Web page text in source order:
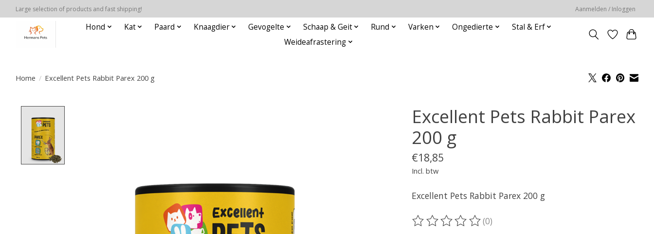
Large selection of products and fast shipping! Aanmelden / Inloggen
Hond Kat Paard Knaagdier Gevogelte Schaap & Geit Rund Varken Ongedierte
Stal & Erf
Weideafrastering
Home / Excellent Pets Rabbit Parex 200 g
Excellent Pets Rabbit Parex
200 g
€18,85
Incl. btw
Excellent Pets Rabbit Parex 200 g
De beoordeling van dit product is
(0)